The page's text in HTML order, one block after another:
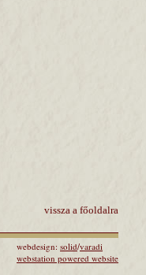
vissza a főoldalra
webdesign: solid/varadi
webstation powered website